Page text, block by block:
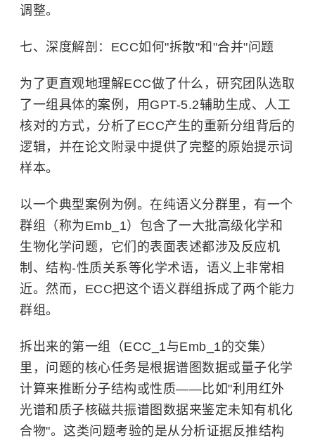
调整。
七、深度解剖：ECC如何"拆散"和"合并"问题
为了更直观地理解ECC做了什么，研究团队选取
了一组具体的案例，用GPT-5.2辅助生成、人工
核对的方式，分析了ECC产生的重新分组背后的
逻辑，并在论文附录中提供了完整的原始提示词
样本。
以一个典型案例为例。在纯语义分群里，有一个
群组（称为Emb_1）包含了一大批高级化学和
生物化学问题，它们的表面表述都涉及反应机
制、结构-性质关系等化学术语，语义上非常相
近。然而，ECC把这个语义群组拆成了两个能力
群组。
拆出来的第一组（ECC_1与Emb_1的交集）
里，问题的核心任务是根据谱图数据或量子化学
计算来推断分子结构或性质——比如"利用红外
光谱和质子核磁共振谱图数据来鉴定未知有机化
合物"。这类问题考验的是从分析证据反推结构